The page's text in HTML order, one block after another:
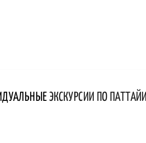
ЭКСКУРСИИ ПО ПАТТАЙИ